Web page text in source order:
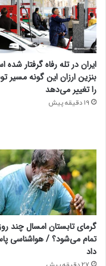
ایران در تله رفاه گرفتار
بنزین ارزان این گونه مسیر
را تغییر می‌دهد
19 دقیقه پیش
گرمای تابستان امسال چند
تمام می‌شود؟ / هواشناسی
داد